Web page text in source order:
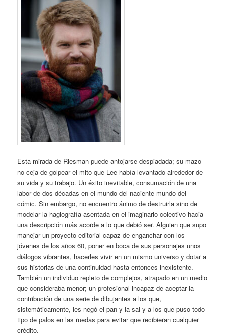
Esta mirada de Riesman puede antojarse despiadada; su mazo
no ceja de golpear el mito que Lee había levantado alrededor de
su vida y su trabajo. Un éxito inevitable, consumación de una
labor de dos décadas en el mundo del naciente mundo del
cómic. Sin embargo, no encuentro ánimo de destruirla sino de
modelar la hagiografía asentada en el imaginario colectivo hacia
una descripción más acorde a lo que debió ser. Alguien que supo
manejar un proyecto editorial capaz de enganchar con los
jóvenes de los años 60, poner en boca de sus personajes unos
diálogos vibrantes, hacerles vivir en un mismo universo y dotar a
sus historias de una continuidad hasta entonces inexistente.
También un individuo repleto de complejos, atrapado en un medio
que consideraba menor; un profesional incapaz de aceptar la
contribución de una serie de dibujantes a los que,
sistemáticamente, les negó el pan y la sal y a los que puso todo
tipo de palos en las ruedas para evitar que recibieran cualquier
crédito.